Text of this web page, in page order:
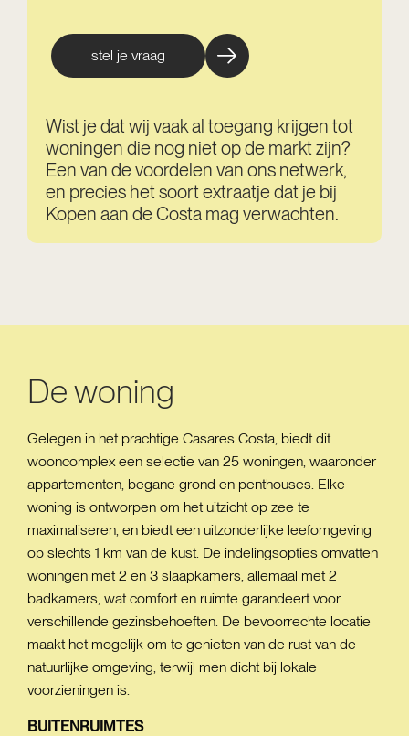
stel je vraag
Wist je dat wij vaak al toegang krijgen tot
woningen die nog niet op de markt zijn?
Een van de voordelen van ons netwerk,
en precies het soort extraatje dat je bij
Kopen aan de Costa mag verwachten.
De woning
Gelegen in het prachtige Casares Costa, biedt dit
wooncomplex een selectie van 25 woningen, waaronder
appartementen, begane grond en penthouses. Elke
woning is ontworpen om het uitzicht op zee te
maximaliseren, en biedt een uitzonderlijke leefomgeving
op slechts 1 km van de kust. De indelingsopties omvatten
woningen met 2 en 3 slaapkamers, allemaal met 2
badkamers, wat comfort en ruimte garandeert voor
verschillende gezinsbehoeften. De bevoorrechte locatie
maakt het mogelijk om te genieten van de rust van de
natuurlijke omgeving, terwijl men dicht bij lokale
voorzieningen is.
BUITENRUIMTES